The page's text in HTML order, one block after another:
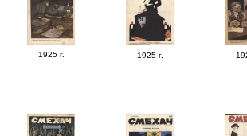
1925 г. 1925 г.